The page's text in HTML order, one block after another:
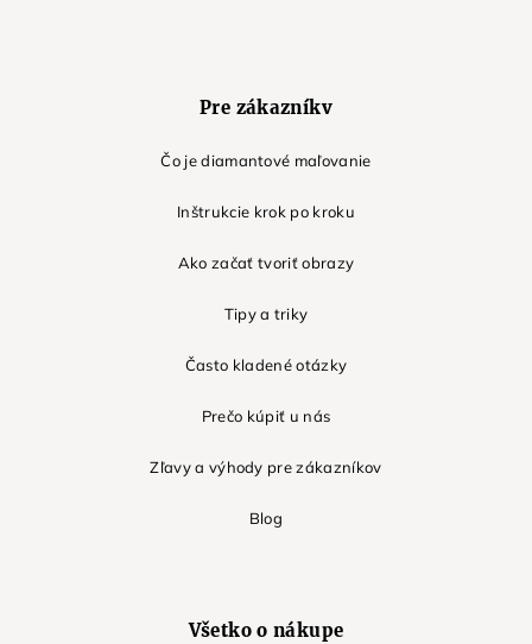
Pre zákazníkv
Čo je diamantové maľovanie
Inštrukcie krok po kroku
Ako začať tvoriť obrazy
Tipy a triky
Často kladené otázky
Prečo kúpiť u nás
Zľavy a výhody pre zákazníkov
Blog
Všetko o nákupe